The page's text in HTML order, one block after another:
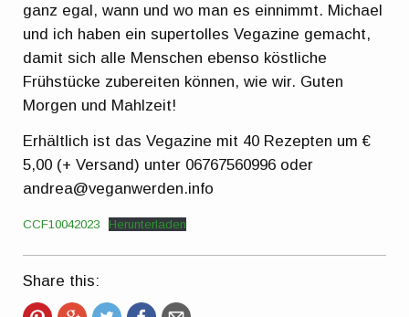
ganz egal, wann und wo man es einnimmt. Michael
und ich haben ein supertolles Vegazine gemacht,
damit sich alle Menschen ebenso köstliche
Frühstücke zubereiten können, wie wir. Guten
Morgen und Mahlzeit!
Erhältlich ist das Vegazine mit 40 Rezepten um €
5,00 (+ Versand) unter 06767560996 oder
andrea@veganwerden.info
CCF10042023 Herunterladen
Share this: